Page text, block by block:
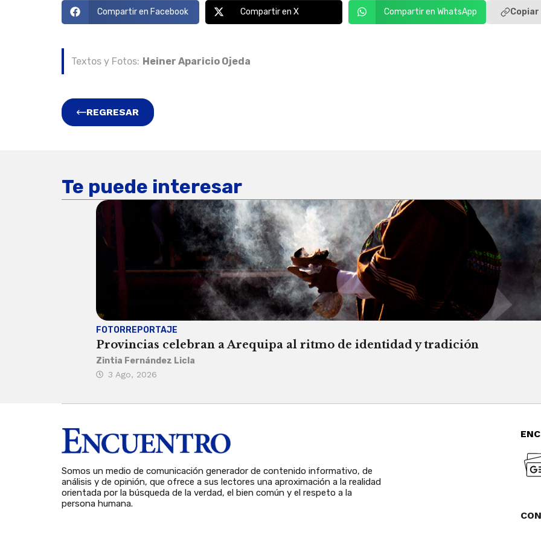
Compartir en Facebook Compartir en X Compartir en WhatsApp Copiar
Textos y Fotos: Heiner Aparicio Ojeda
REGRESAR
Te puede interesar
FOTORREPORTAJE
Provincias celebran a Arequipa al ritmo de identidad y tradición
Zintia Fernández Licla
3 Ago, 2026
Somos un medio de comunicación generador de contenido informativo, de
análisis y de opinión, que ofrece a sus lectores una aproximación a la realidad
orientada por la búsqueda de la verdad, el bien común y el respeto a la
persona humana.